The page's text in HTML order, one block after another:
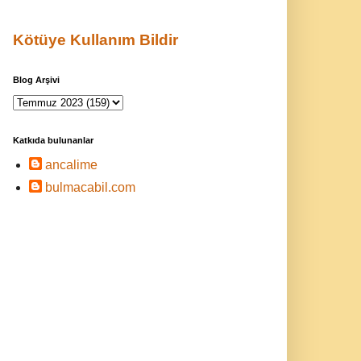
Kötüye Kullanım Bildir
Blog Arşivi
Katkıda bulunanlar
ancalime
bulmacabil.com